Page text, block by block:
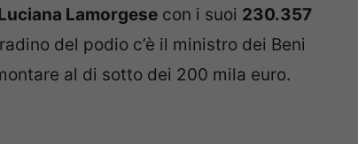
Lamorgese con i suoi 230.357
del podio c’è il ministro dei Beni
al di sotto dei 200 mila euro.